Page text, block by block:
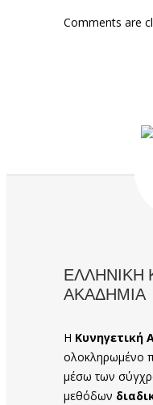
Comments are
ΕΛΛΗΝΙΚΗ
ΑΚΑΔΗΜΙΑ
Η Κυνηγετική
ολοκληρωμένο
μέσω των
μεθόδων